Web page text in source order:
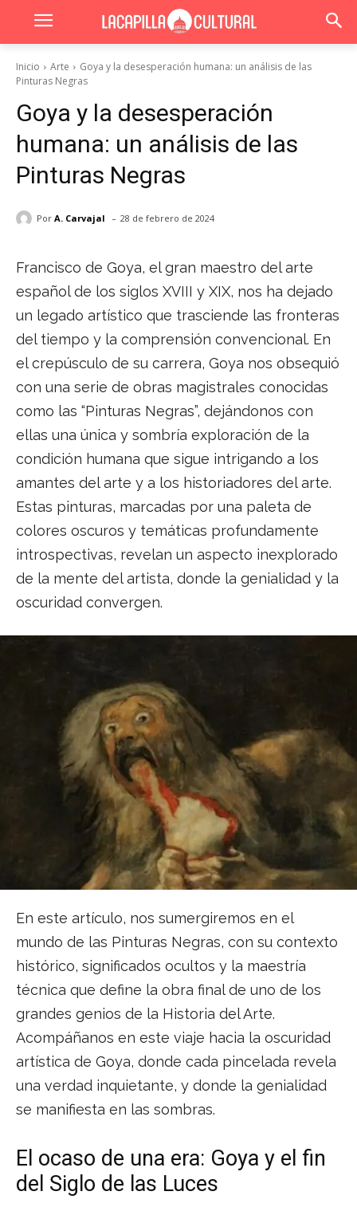
Inicio Arte
Goya y la desesperación humana: un análisis de las
Pinturas Negras
Goya y la desesperación
humana: un análisis de las
Pinturas Negras
Por A. Carvajal - 28 de febrero de 2024
Francisco de Goya, el gran maestro del arte
español de los siglos XVIII y XIX, nos ha dejado
un legado artístico que trasciende las fronteras
del tiempo y la comprensión convencional. En
el crepúsculo de su carrera, Goya nos obsequió
con una serie de obras magistrales conocidas
como las “Pinturas Negras”, dejándonos con
ellas una única y sombría exploración de la
condición humana que sigue intrigando a los
amantes del arte y a los historiadores del arte.
Estas pinturas, marcadas por una paleta de
colores oscuros y temáticas profundamente
introspectivas, revelan un aspecto inexplorado
de la mente del artista, donde la genialidad y la
oscuridad convergen.
En este artículo, nos sumergiremos en el
mundo de las Pinturas Negras, con su contexto
histórico, significados ocultos y la maestría
técnica que define la obra final de uno de los
grandes genios de la Historia del Arte.
Acompáñanos en este viaje hacia la oscuridad
artística de Goya, donde cada pincelada revela
una verdad inquietante, y donde la genialidad
se manifiesta en las sombras.
El ocaso de una era: Goya y el fin
del Siglo de las Luces